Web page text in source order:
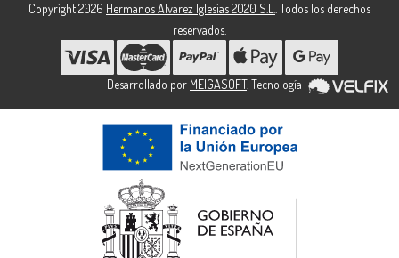
Copyright 2026 Hermanos Alvarez Iglesias 2020 S.L.. Todos los derechos
reservados.
Desarrollado por MEIGASOFT. Tecnología